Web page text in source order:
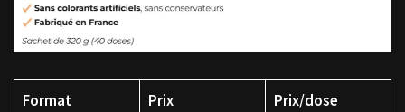
Format Prix Prix/dose